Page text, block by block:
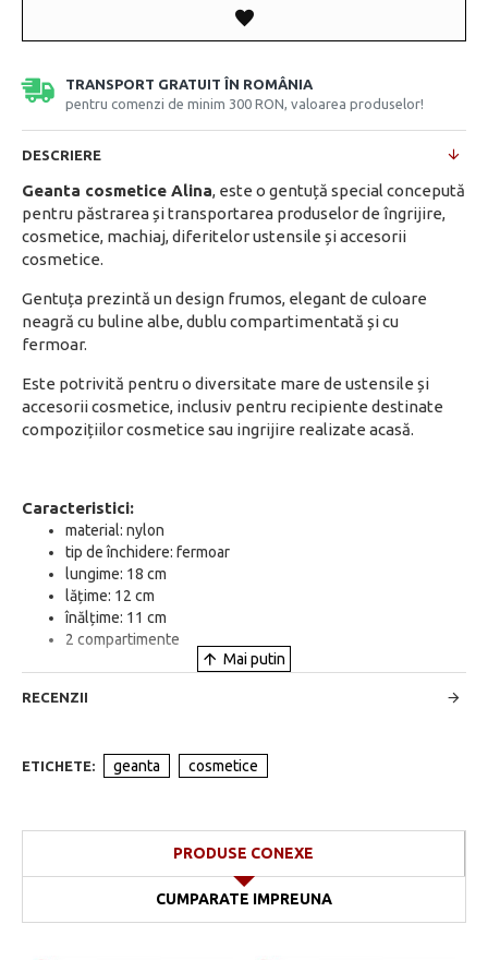
TRANSPORT GRATUIT ÎN ROMÂNIA
pentru comenzi de minim 300 RON, valoarea produselor!
DESCRIERE
Geanta cosmetice Alina, este o gentuță special concepută
pentru păstrarea și transportarea produselor de îngrijire,
cosmetice, machiaj, diferitelor ustensile și accesorii
cosmetice.
Gentuța prezintă un design frumos, elegant de culoare
neagră cu buline albe, dublu compartimentată și cu
fermoar.
Este potrivită pentru o diversitate mare de ustensile și
accesorii cosmetice, inclusiv pentru recipiente destinate
compozițiilor cosmetice sau ingrijire realizate acasă.
Caracteristici:
material: nylon
tip de închidere: fermoar
lungime: 18 cm
lățime: 12 cm
înălțime: 11 cm
2 compartimente
RECENZII
ETICHETE: geanta cosmetice
PRODUSE CONEXE
CUMPARATE IMPREUNA